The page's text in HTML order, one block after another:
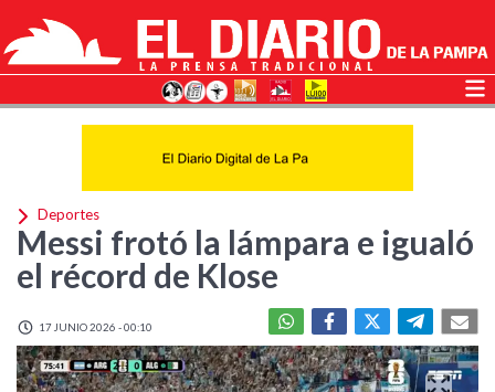
Deportes
Messi frotó la lámpara e igualó
el récord de Klose
17 JUNIO 2026 - 00:10